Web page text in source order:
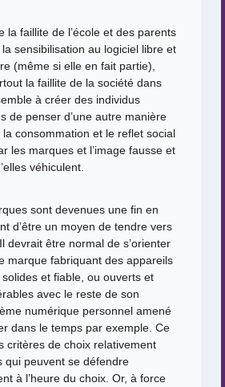
la faillite de l’école et des parents
sensibilisation au logiciel libre et
(même si elle en fait partie),
la faillite de la société dans
à créer des individus
de penser d’une autre manière
consommation et le reflet social
les marques et l’image fausse et
véhiculent.
sont devenues une fin en
d’être un moyen de tendre vers
devrait être normal de s’orienter
marque fabriquant des appareils
et fiable, ou ouverts et
avec le reste de son
numérique personnel amené
dans le temps par exemple. Ce
critères de choix relativement
qui peuvent se défendre
à l’heure du choix. Or, à force